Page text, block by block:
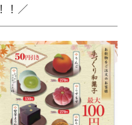
！／